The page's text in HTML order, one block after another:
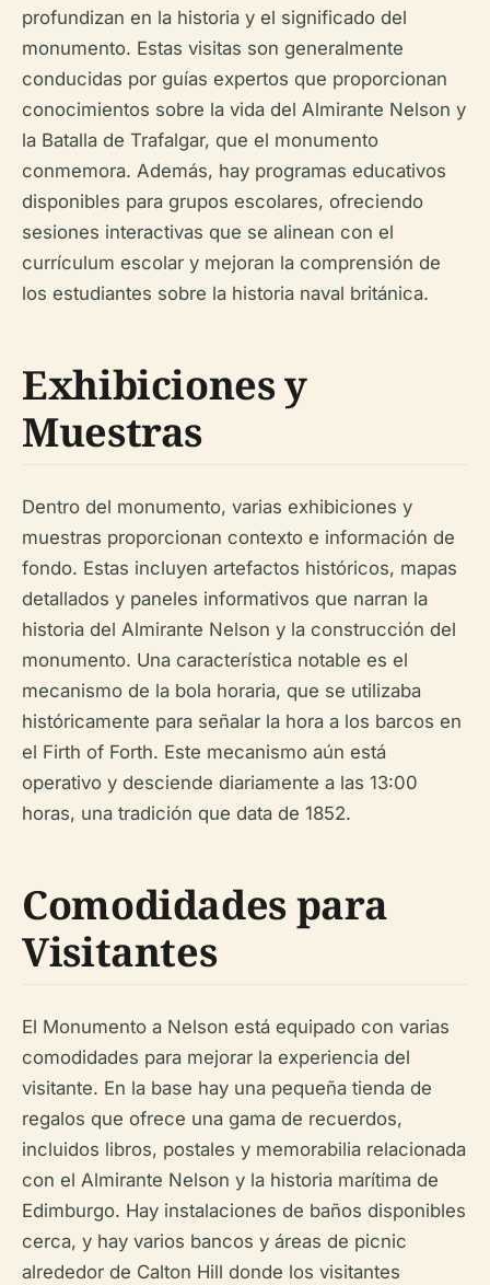
profundizan en la historia y el significado del
monumento. Estas visitas son generalmente
conducidas por guías expertos que proporcionan
conocimientos sobre la vida del Almirante Nelson y
la Batalla de Trafalgar, que el monumento
conmemora. Además, hay programas educativos
disponibles para grupos escolares, ofreciendo
sesiones interactivas que se alinean con el
currículum escolar y mejoran la comprensión de
los estudiantes sobre la historia naval británica.
Exhibiciones y
Muestras
Dentro del monumento, varias exhibiciones y
muestras proporcionan contexto e información de
fondo. Estas incluyen artefactos históricos, mapas
detallados y paneles informativos que narran la
historia del Almirante Nelson y la construcción del
monumento. Una característica notable es el
mecanismo de la bola horaria, que se utilizaba
históricamente para señalar la hora a los barcos en
el Firth of Forth. Este mecanismo aún está
operativo y desciende diariamente a las 13:00
horas, una tradición que data de 1852.
Comodidades para
Visitantes
El Monumento a Nelson está equipado con varias
comodidades para mejorar la experiencia del
visitante. En la base hay una pequeña tienda de
regalos que ofrece una gama de recuerdos,
incluidos libros, postales y memorabilia relacionada
con el Almirante Nelson y la historia marítima de
Edimburgo. Hay instalaciones de baños disponibles
cerca, y hay varios bancos y áreas de picnic
alrededor de Calton Hill donde los visitantes